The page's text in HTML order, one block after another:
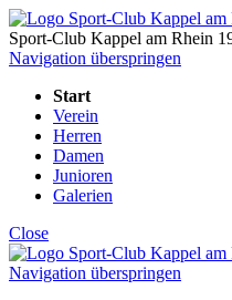
Sport-Club Kappel am Rhein
Navigation überspringen
Start
Verein
Herren
Damen
Junioren
Galerien
Close
Navigation überspringen